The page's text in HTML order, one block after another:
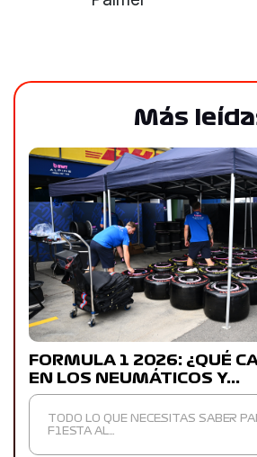
Más
FORMULA 1 2026: ¿QUÉ
EN LOS NEUMÁTICOS Y…
TODO LO QUE NECESITAS SABER
F1ESTA AL…